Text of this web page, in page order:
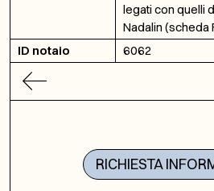
legati con quelli
Nadalin (scheda
ID notaio
6062
RICHIESTA